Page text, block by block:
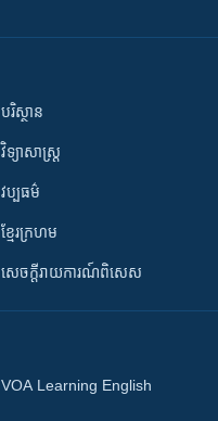
បរិស្ថាន
វិទ្យាសាស្រ្ត
វប្បធម៌
ខ្មែរក្រហម
សេចក្តីរាយការណ៍ពិសេស
VOA Learning English